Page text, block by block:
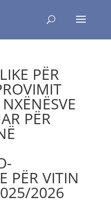
PËR
PËR
PËR VITIN
2026